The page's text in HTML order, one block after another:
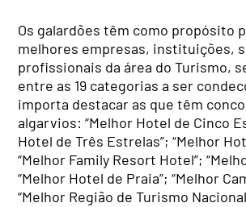
Os galardões têm como propósito
melhores empresas, instituições,
profissionais da área do Turismo,
entre as 19 categorias a ser
importa destacar as que têm
algarvios: “Melhor Hotel de Cinco
Hotel de Três Estrelas”; “Melhor
“Melhor Family Resort Hotel”;
“Melhor Hotel de Praia”; “Melhor
“Melhor Região de Turismo